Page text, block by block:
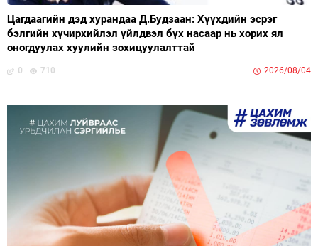
Цагдаагийн дэд хурандаа Д.Будзаан: Хүүхдийн эсрэг
бэлгийн хүчирхийлэл үйлдвэл бүх насаар нь хорих ял
оногдуулах хуулийн зохицуулалттай
0 710 2026/08/04